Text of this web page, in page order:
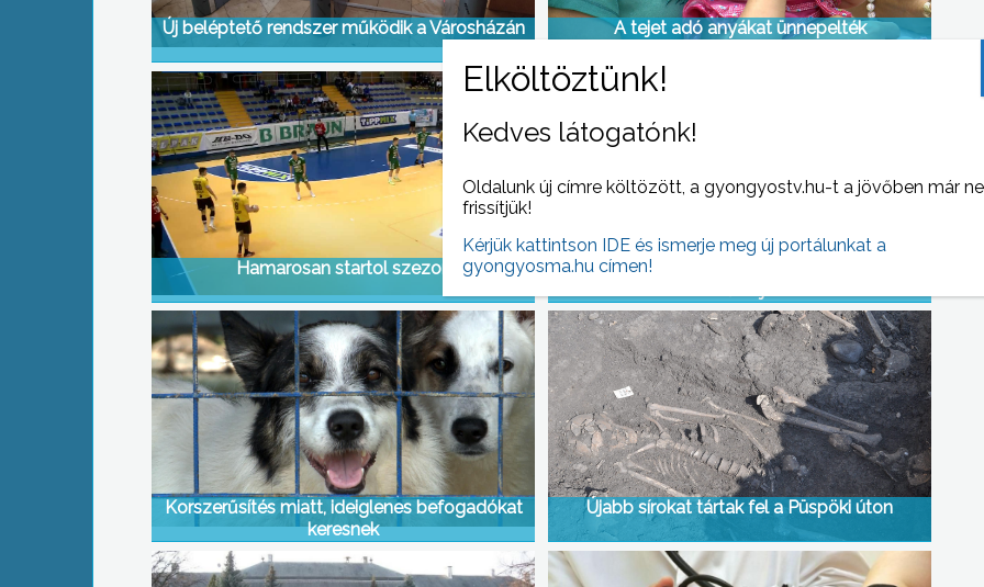
Új beléptető rendszer működik a Városházán A tejet adó anyákat ünnepelték
Hamarosan startol szezon
Egyre több helyen van lehetőség leadni a
Korszerűsítés miatt, ideiglenes befogadókat
keresnek
Újabb sírokat tártak fel a Püspöki úton
Kedves látogatónk!
Oldalunk új címre költözött, a gyongyostv.hu-t a jövőben már
frissítjük!
Kérjük kattintson IDE és ismerje meg új portálunkat a
gyongyosma.hu címen!